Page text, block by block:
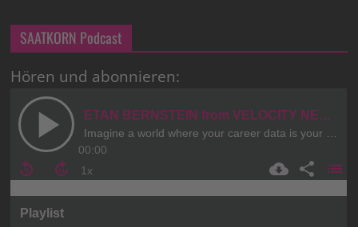
SAATKORN Podcast
Hören und abonnieren: